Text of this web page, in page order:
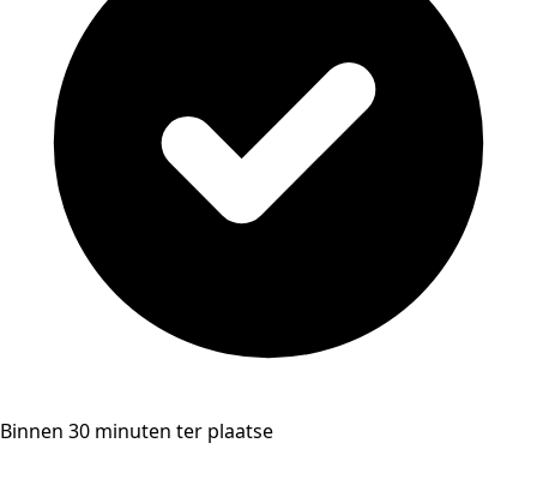
Binnen 30 minuten ter plaatse